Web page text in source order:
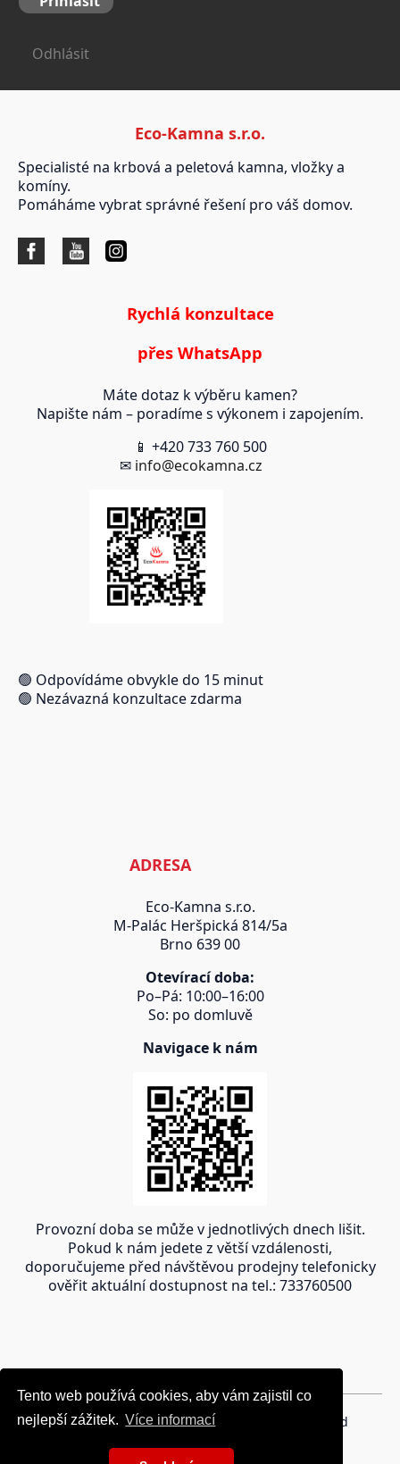
Tento web používá cookies, aby vám zajistil co
nejlepší zážitek. Více informací
Tento web používá cookies, aby vám zajistil co
nejlepší zážitek. Více informací
Odhlásit
Eco-Kamna s.r.o.
Specialisté na krbová a peletová kamna, vložky a
komíny.
Pomáháme vybrat správné řešení pro váš domov.
Rychlá konzultace
přes WhatsApp
Máte dotaz k výběru kamen?
Napište nám – poradíme s výkonem i zapojením.
📱 +420 733 760 500
✉ info@ecokamna.cz
🟢 Odpovídáme obvykle do 15 minut
🟢 Nezávazná konzultace zdarma
ADRESA
Eco-Kamna s.r.o.
M-Palác Heršpická 814/5a
Brno 639 00
Otevírací doba:
Po–Pá: 10:00–16:00
So: po domluvě
Navigace k nám
Provozní doba se může v jednotlivých dnech lišit.
Pokud k nám jedete z větší vzdálenosti,
doporučujeme před návštěvou prodejny telefonicky
ověřit aktuální dostupnost na tel.: 733760500
Copyright © 2024 oravakrb.sk, All rights reserved